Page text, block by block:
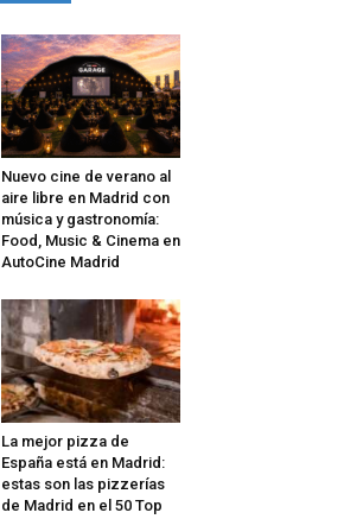
Nuevo cine de verano al
aire libre en Madrid con
música y gastronomía:
Food, Music & Cinema en
AutoCine Madrid
La mejor pizza de
España está en Madrid:
estas son las pizzerías
de Madrid en el 50 Top